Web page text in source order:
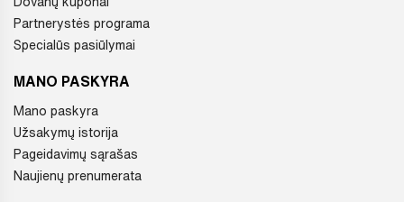
Partnerystės programa
Specialūs pasiūlymai
MANO PASKYRA
Mano paskyra
Užsakymų istorija
Pageidavimų sąrašas
Naujienų prenumerata